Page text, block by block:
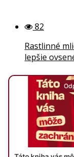
82
Rastlinné
lepšie